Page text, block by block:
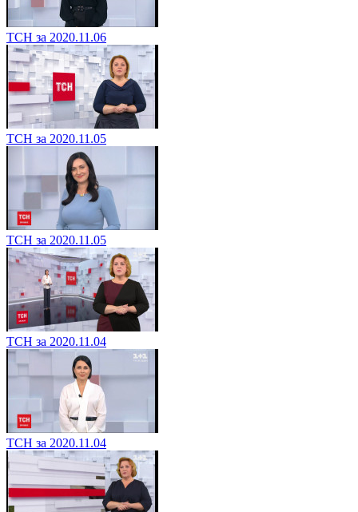
ТСН за 2020.11.06
ТСН за 2020.11.05
ТСН за 2020.11.05
ТСН за 2020.11.04
ТСН за 2020.11.04